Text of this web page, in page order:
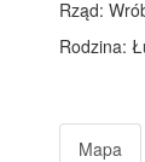
Mapa